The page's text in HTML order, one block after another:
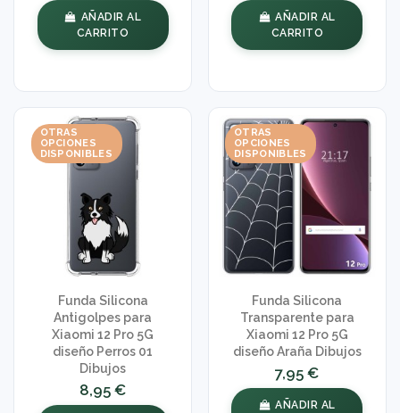
AÑADIR AL
CARRITO
AÑADIR AL
CARRITO
OTRAS
OPCIONES
DISPONIBLES
Funda Silicona
Antigolpes para
Xiaomi 12 Pro 5G
diseño Perros 01
Dibujos
8,95 €
OTRAS
OPCIONES
DISPONIBLES
Funda Silicona
Transparente para
Xiaomi 12 Pro 5G
diseño Araña Dibujos
7,95 €
AÑADIR AL